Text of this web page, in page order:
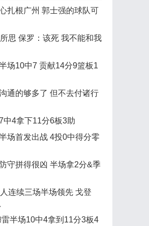
扎根广州 郭士强的球队可
思 保罗：该死 我不能和我
场10中7 贡献14分9篮板1
通的够多了 但不去付诸行
中4拿下11分6板3助
场首发出战 4投0中得分零
守拼得很凶 半场拿2分&季
连续三场半场领先 戈登
半场10中4拿到11分3板4